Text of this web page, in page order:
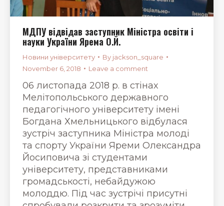
МДПУ відвідав заступник Міністра освіти і
науки України Ярема О.Й.
Новини університету By jackson_square
November 6, 2018
Leave a comment
06 листопада 2018 р. в стінах
Мелітопольського державного
педагогічного університету імені
Богдана Хмельницького відбулася
зустріч заступника Міністра молоді
та спорту України Яреми Олександра
Йосиповича зі студентами
університету, представниками
громадськості, небайдужою
молоддю. Під час зустрічі присутні